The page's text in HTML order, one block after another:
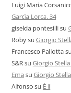
Luigi Maria
Garcìa Lorca. 34
giselda pontesillisu
Robysu Giorgio
Francesco Pallottasu
S&Rsu Giorgio
Ema su Giorgio
Alfonso su È lì